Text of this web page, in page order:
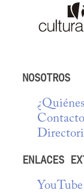
NOSOTROS
Contacto
ENLACES
YouTube